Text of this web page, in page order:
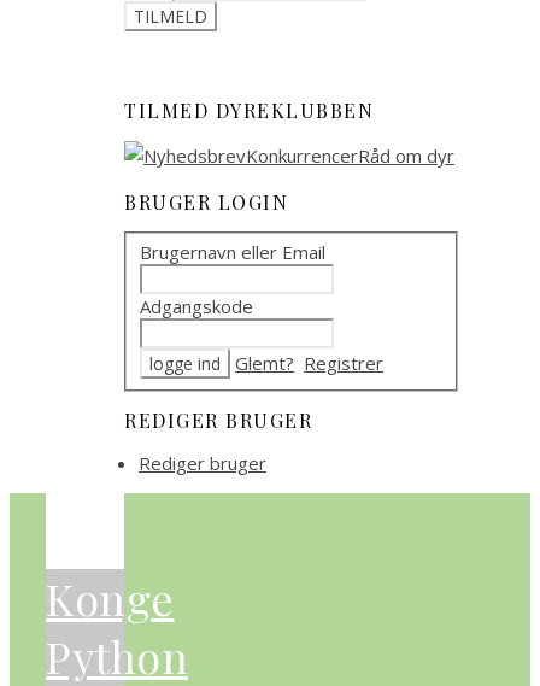
Konge
Python
TILMED DYREKLUBBEN
BRUGER LOGIN
Brugernavn eller Email
Adgangskode
Glemt? Registrer
REDIGER BRUGER
Rediger bruger